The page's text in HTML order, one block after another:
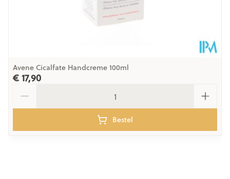
Avene Cicalfate Handcreme 100ml
€ 17,90
Bestel